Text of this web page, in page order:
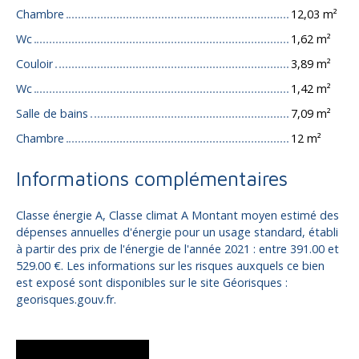
Chambre
12,03 m²
Wc
1,62 m²
Couloir
3,89 m²
Wc
1,42 m²
Salle de bains
7,09 m²
Chambre
12 m²
Informations complémentaires
Classe énergie A, Classe climat A Montant moyen estimé des
dépenses annuelles d'énergie pour un usage standard, établi
à partir des prix de l'énergie de l'année 2021 : entre 391.00 et
529.00 €. Les informations sur les risques auxquels ce bien
est exposé sont disponibles sur le site Géorisques :
georisques.gouv.fr.